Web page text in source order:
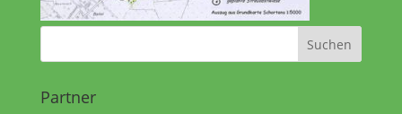
Partner